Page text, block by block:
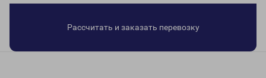
Рассчитать и заказать перевозку